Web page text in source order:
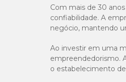
Com mais de 30
confiabilidade. A
negócio, mantendo
Ao investir em uma
empreendedorismo.
o estabelecimento